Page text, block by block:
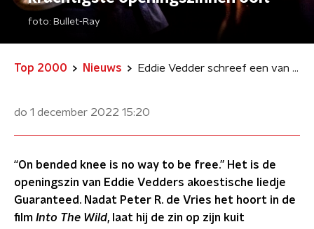
foto: Bullet-Ray
Top 2000 Nieuws Eddie Vedder schreef een van de krachtigste openingszinnen ooit
do 1 december 2022 15:20
“On bended knee is no way to be free.” Het is de
openingszin van Eddie Vedders akoestische liedje
Guaranteed. Nadat Peter R. de Vries het hoort in de
film Into The Wild, laat hij de zin op zijn kuit